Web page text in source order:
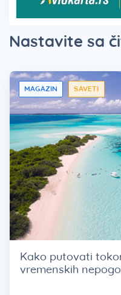
Nastavite sa
MAGAZIN SAVETI
Kako putovati
vremenskih